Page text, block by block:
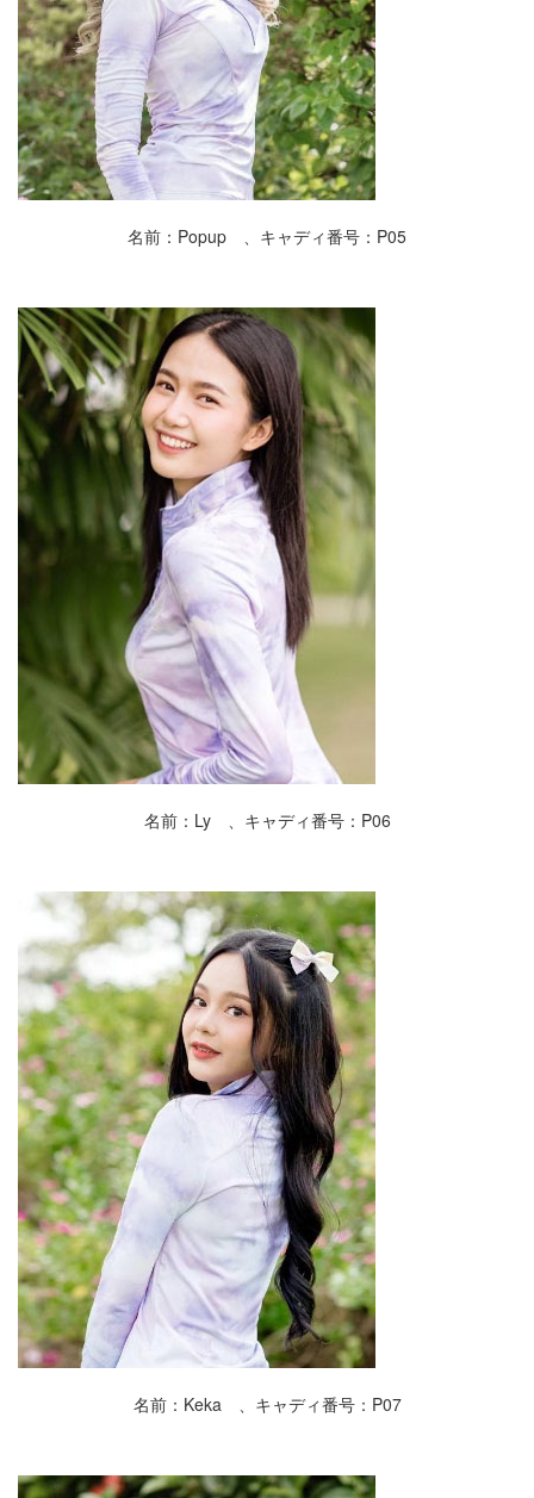
名前：Popup 、キャディ番号：P05
名前：Ly 、キャディ番号：P06
名前：Keka 、キャディ番号：P07